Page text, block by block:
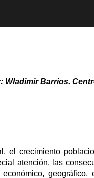
Wladimir Barrios.
el crecimiento
atención, las
económico,